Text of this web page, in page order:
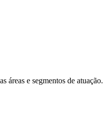
áreas e segmentos de atuação.